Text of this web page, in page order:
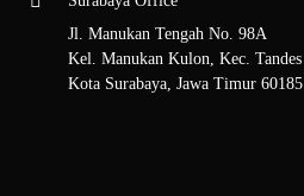
Jl. Manukan Tengah No. 98A
Kel. Manukan Kulon, Kec. Tandes
Kota Surabaya, Jawa Timur 60185